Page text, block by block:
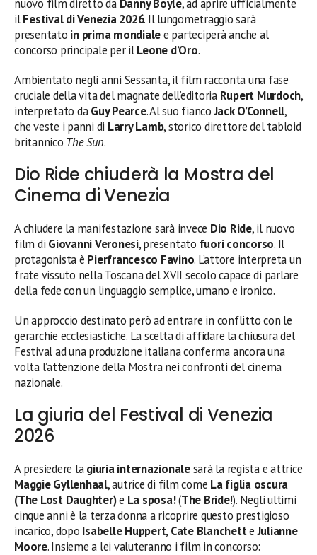
nuovo film diretto da Danny Boyle, ad aprire ufficialmente
ilFestival di Venezia 2026. Il lungometraggio sarà
presentato in prima mondialee parteciperà anche al
concorso principale per ilLeone d’Oro.
Ambientato negli anni Sessanta, il film racconta una fase
cruciale della vita del magnate dell’editoria Rupert Murdoch,
interpretato daGuy Pearce. Al suo fiancoJack O’Connell,
che veste i panni di Larry Lamb, storico direttore del tabloid
britannico The Sun.
Dio Ride chiuderà la Mostra del
Cinema di Venezia
A chiudere la manifestazione sarà invece Dio Ride, il nuovo
film di Giovanni Veronesi, presentato fuori concorso. Il
protagonista è Pierfrancesco Favino. L’attore interpreta un
frate vissuto nella Toscana del XVII secolo capace di parlare
della fede con un linguaggio semplice, umano e ironico.
Un approccio destinato però ad entrare in conflitto con le
gerarchie ecclesiastiche. La scelta di affidare la chiusura del
Festival ad una produzione italiana conferma ancora una
volta l’attenzione della Mostra nei confronti del cinema
nazionale.
La giuria del Festival di Venezia
2026
A presiedere lagiuria internazionalesarà la regista e attrice
Maggie Gyllenhaal, autrice di film come La figlia oscura
(The Lost Daughter)e La sposa!(The Bride!). Negli ultimi
cinque anni è la terza donna a ricoprire questo prestigioso
incarico, dopo Isabelle Huppert, Cate BlanchetteJulianne
Moore. Insieme a lei valuteranno i film in concorso: